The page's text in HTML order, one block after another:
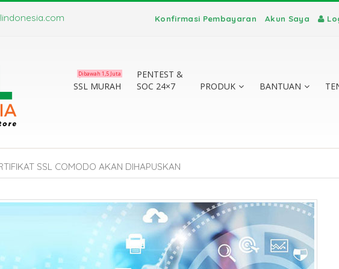
Konfirmasi Pembayaran Akun Saya
SSL MURAH
Dibawah 1,5 Juta
PENTEST &
SOC 24×7
PRODUK BANTUAN
SSL COMODO AKAN DIHAPUSKAN